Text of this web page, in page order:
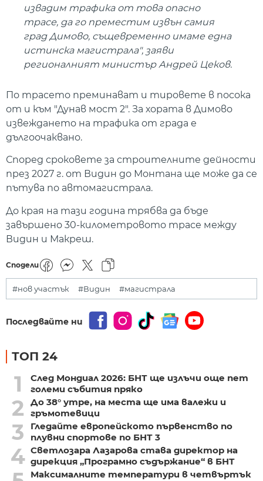
извадим трафика от това опасно
трасе, да го преместим извън самия
град Димово, същевременно имаме една
истинска магистрала", заяви
регионалният министър Андрей Цеков.
По трасето преминават и тировете в посока
от и към "Дунав мост 2". За хората в Димово
извеждането на трафика от града е
дългоочаквано.
Според сроковете за строителните дейности
през 2027 г. от Видин до Монтана ще може да се
пътува по автомагистрала.
До края на тази година трябва да бъде
завършено 30-километровото трасе между
Видин и Макреш.
Сподели
#нов участък #Видин #магистрала
Последвайте ни
ТОП 24
1
След Мондиал 2026: БНТ ще излъчи още пет
големи събития пряко
2
До 38° утре, на места ще има валежи и
гръмотевици
3
Гледайте европейското първенство по
плувни спортове по БНТ 3
4 Светлозара Лазарова става директор на
дирекция „Програмно съдържание“ в БНТ
Максималните температури в четвъртък